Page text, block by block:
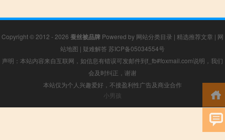
Copyright © 2012 - 2026 蚕丝被品牌 Powered by 网站分类目录 | 精选推荐文章 | 网
站地图 | 疑难解答 苏ICP备05034554号
声明：本站内容来自互联网，如信息有错误可发邮件到f_fb#foxmail.com说明，我们
会及时纠正，谢谢
本站仅为个人兴趣爱好，不接盈利性广告及商业合作
小男孩